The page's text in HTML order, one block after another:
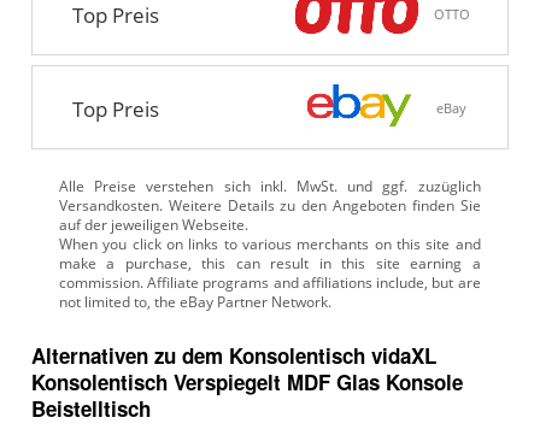
Top Preis OTTO
Top Preis eBay
Alle Preise verstehen sich inkl. MwSt. und ggf. zuzüglich
Versandkosten. Weitere Details zu den Angeboten finden Sie
auf der jeweiligen Webseite.
Alternativen zu dem Konsolentisch vidaXL
Konsolentisch Verspiegelt MDF Glas Konsole
Beistelltisch